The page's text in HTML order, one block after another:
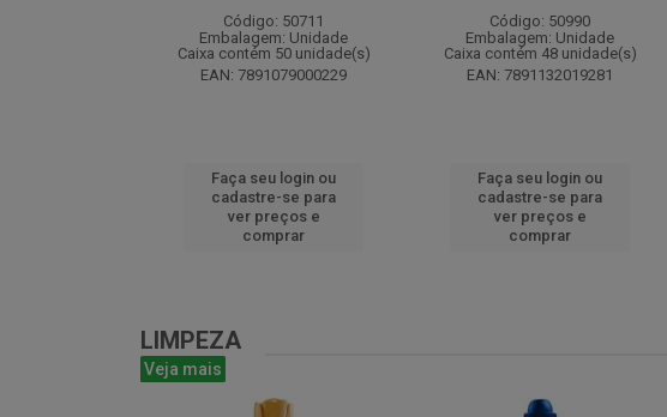
Código: 50711
Embalagem: Unidade
Caixa contém 50 unidade(s)
EAN: 7891079000229
Faça seu login ou
cadastre-se para
ver preços e
comprar
Código: 50990
Embalagem: Unidade
Caixa contém 48 unidade(s)
EAN: 7891132019281
Faça seu login ou
cadastre-se para
ver preços e
comprar
LIMPEZA
Veja mais